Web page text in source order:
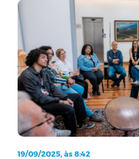
19/09/2025, às 8:42